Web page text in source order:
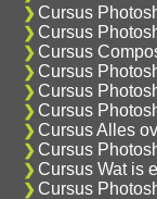
Cursus
Cursus
Cursus
Cursus
Cursus
Cursus
Cursus Alles
Cursus
Cursus Wat is
Cursus